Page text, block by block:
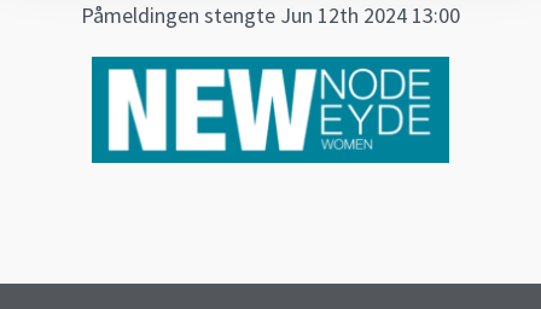
Påmeldingen stengte Jun 12th 2024 13:00